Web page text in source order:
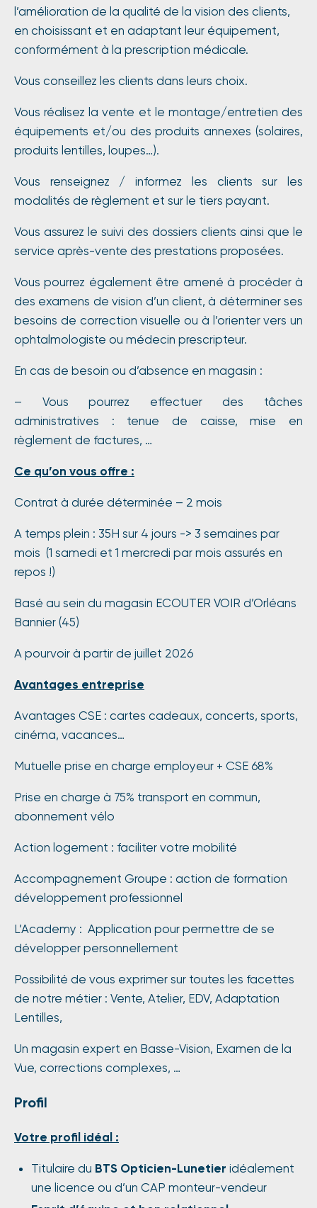
l’amélioration de la qualité de la vision des clients,
en choisissant et en adaptant leur équipement,
conformément à la prescription médicale.
Vous conseillez les clients dans leurs choix.
Vous réalisez la vente et le montage/entretien des
équipements et/ou des produits annexes (solaires,
produits lentilles, loupes…).
Vous renseignez / informez les clients sur les
modalités de règlement et sur le tiers payant.
Vous assurez le suivi des dossiers clients ainsi que le
service après-vente des prestations proposées.
Vous pourrez également être amené à procéder à
des examens de vision d’un client, à déterminer ses
besoins de correction visuelle ou à l’orienter vers un
ophtalmologiste ou médecin prescripteur.
En cas de besoin ou d’absence en magasin :
– Vous pourrez effectuer des tâches
administratives : tenue de caisse, mise en
règlement de factures, …
Ce qu’on vous offre :
Contrat à durée déterminée – 2 mois
A temps plein : 35H sur 4 jours -> 3 semaines par
mois (1 samedi et 1 mercredi par mois assurés en
repos !)
Basé au sein du magasin ECOUTER VOIR d’Orléans
Bannier (45)
A pourvoir à partir de juillet 2026
Avantages entreprise
Avantages CSE : cartes cadeaux, concerts, sports,
cinéma, vacances…
Mutuelle prise en charge employeur + CSE 68%
Prise en charge à 75% transport en commun,
abonnement vélo
Action logement : faciliter votre mobilité
Accompagnement Groupe : action de formation
développement professionnel
L’Academy : Application pour permettre de se
développer personnellement
Possibilité de vous exprimer sur toutes les facettes
de notre métier : Vente, Atelier, EDV, Adaptation
Lentilles,
Un magasin expert en Basse-Vision, Examen de la
Vue, corrections complexes, …
Profil
Votre profil idéal :
Titulaire du BTS Opticien-Lunetier idéalement
une licence ou d’un CAP monteur-vendeur